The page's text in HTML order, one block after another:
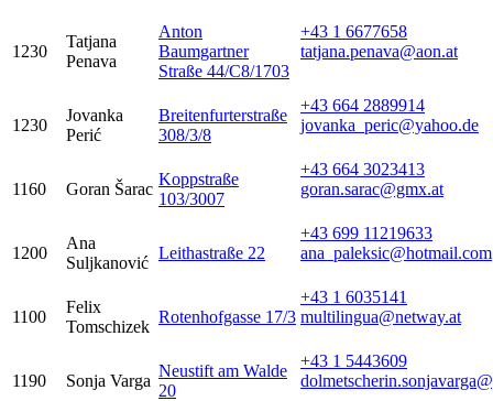
1230
Tatjana
Penava
Anton
Baumgartner
Straße 44/C8/1703
+43 1 6677658
tatjana.penava@aon.at
1230
Jovanka
Perić
Breitenfurterstraße
308/3/8
+43 664 2889914
jovanka_peric@yahoo.de
1160 Goran Šarac
Koppstraße
103/3007
+43 664 3023413
goran.sarac@gmx.at
1200
Ana
Suljkanović
Leithastraße 22
+43 699 11219633
ana_paleksic@hotmail.com
1100
Felix
Tomschizek
Rotenhofgasse 17/3
+43 1 6035141
multilingua@netway.at
1190 Sonja Varga
Neustift am Walde
20
+43 1 5443609